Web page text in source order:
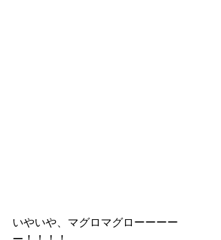
いやいや、マグロマグローーーー